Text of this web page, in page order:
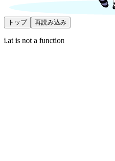
トップ 再読み込み
i.at is not a function